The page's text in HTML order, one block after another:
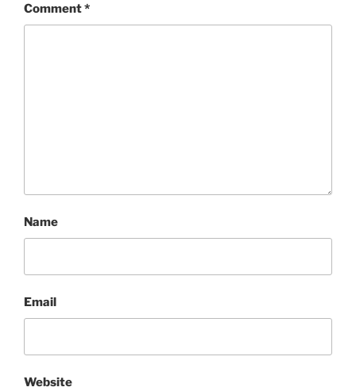
Comment*
Name
Email
Website